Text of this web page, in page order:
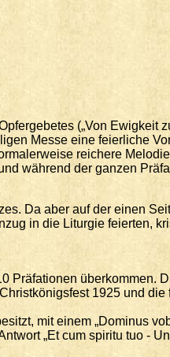
(„Von Ewigkeit
Messe eine feierliche
reichere
während der ganzen
Da aber auf der einen
in die Liturgie feierten,
Präfationen überkommen.
1925 und
mit einem „Dominus
„Et cum spiritu tuo -